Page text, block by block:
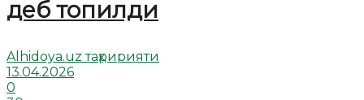
деб топилди
Alhidoya.uz таҳририяти
13.04.2026
0